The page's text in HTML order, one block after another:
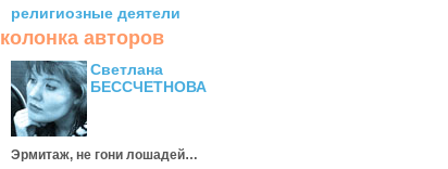
религиозные деятели
колонка авторов
Светлана
БЕССЧЕТНОВА
Эрмитаж, не гони лошадей…